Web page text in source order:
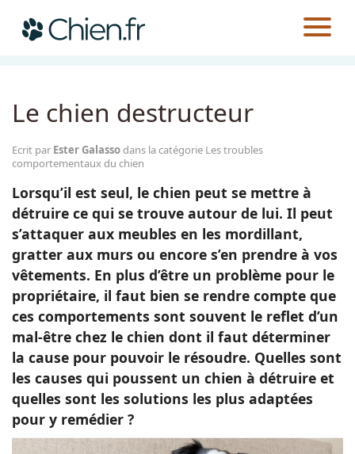
CHIEN.FR GUIDES
ÉDUCATION
Le chien destructeur
Ecrit par Ester Galassodans la catégorie Les troubles
comportementaux du chien
Lorsqu’il est seul, le chien peut se mettre à
détruire ce qui se trouve autour de lui. Il peut
s’attaquer aux meubles en les mordillant,
gratter aux murs ou encore s’en prendre à vos
vêtements. En plus d’être un problème pour le
propriétaire, il faut bien se rendre compte que
ces comportements sont souvent le reflet d’un
mal-être chez le chien dont il faut déterminer
la cause pour pouvoir le résoudre. Quelles sont
les causes qui poussent un chien à détruire et
quelles sont les solutions les plus adaptées
pour y remédier ?